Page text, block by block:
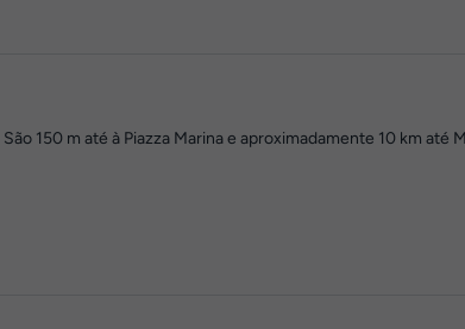
150 m até à Piazza Marina e aproximadamente 10 km até